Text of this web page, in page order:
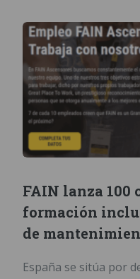
FAIN lanza 100
formación
de
España se sitúa por